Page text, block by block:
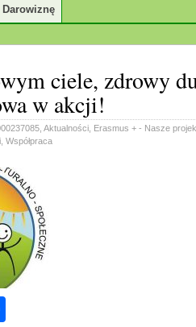
Darowiznę
ciele, zdrowy
w akcji!
Aktualności Erasmus + - Nasze
Współpraca